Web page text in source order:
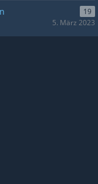
19
5. März 2023